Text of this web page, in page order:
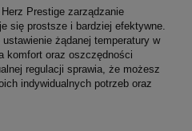
Prestige zarządzanie
się prostsze i bardziej efektywne.
żądanej temperatury w
komfort oraz oszczędności
regulacji sprawia, że możesz
indywidualnych potrzeb oraz